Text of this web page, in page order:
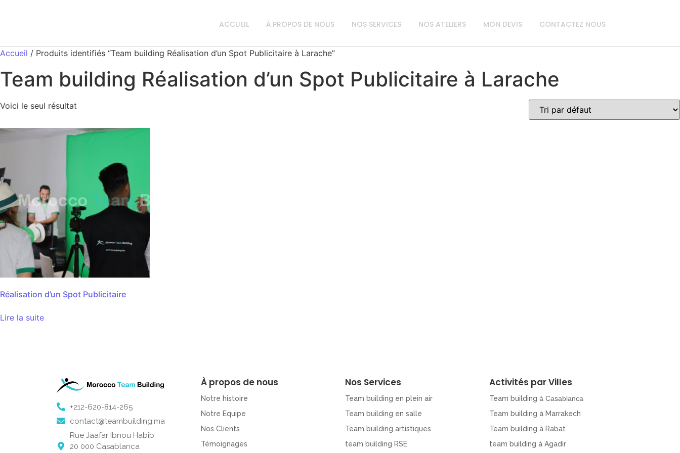
ACCUEIL À PROPOS DE NOUS NOS SERVICES NOS ATELIERS MON DEVIS CONTACTEZ NOUS
Accueil / Produits identifiés “Team building Réalisation d’un Spot Publicitaire à Larache”
Team building Réalisation d’un Spot Publicitaire à Larache
Voici le seul résultat
Réalisation d’un Spot Publicitaire
Lire la suite
+212-620-814-265
contact@teambuilding.ma
Rue Jaafar Ibnou Habib
20 000 Casablanca
À propos de nous
Notre histoire
Notre Equipe
Nos Clients
Témoignages
Nos Services
Team building en plein air
Team building en salle
Team building artistiques
team building RSE
Activités par Villes
Team building à Casablanca
Team building à Marrakech
Team building à Rabat
team building à Agadir